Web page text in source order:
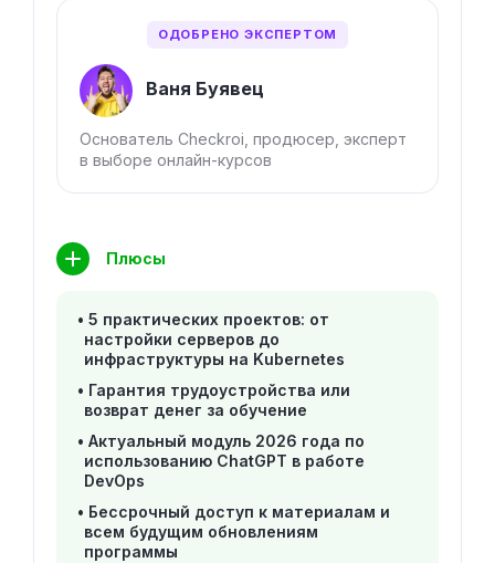
ОДОБРЕНО ЭКСПЕРТОМ
Ваня Буявец
Основатель Checkroi, продюсер, эксперт
в выборе онлайн-курсов
Плюсы
5 практических проектов: от
настройки серверов до
инфраструктуры на Kubernetes
Гарантия трудоустройства или
возврат денег за обучение
Актуальный модуль 2026 года по
использованию ChatGPT в работе
DevOps
Бессрочный доступ к материалам и
всем будущим обновлениям
программы